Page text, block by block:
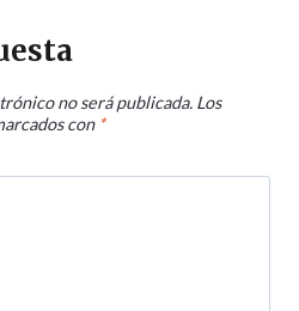
no será publicada. Los
con *